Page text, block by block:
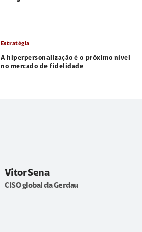
Estratégia
A hiperpersonalização é o próximo nível
no mercado de fidelidade
Vitor Sena
CISO global da Gerdau